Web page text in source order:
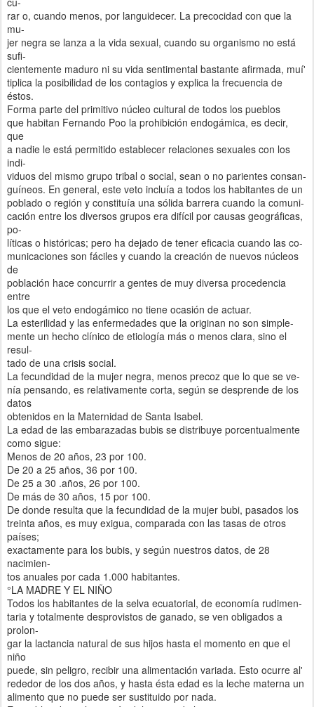
rar o, cuando menos, por languidecer. La precocidad con que la
mu-
jer negra se lanza a la vida sexual, cuando su organismo no está
sufi-
cientemente maduro ni su vida sentimental bastante afirmada, muí'
tiplica la posibilidad de los contagios y explica la frecuencia de
éstos.
Forma parte del primitivo núcleo cultural de todos los pueblos
que habitan Fernando Poo la prohibición endogámica, es decir,
que
a nadie le está permitido establecer relaciones sexuales con los
indi-
viduos del mismo grupo tribal o social, sean o no parientes consan-
guíneos. En general, este veto incluía a todos los habitantes de un
poblado o región y constituía una sólida barrera cuando la comuni-
cación entre los diversos grupos era difícil por causas geográficas,
po-
líticas o históricas; pero ha dejado de tener eficacia cuando las co-
municaciones son fáciles y cuando la creación de nuevos núcleos
de
población hace concurrir a gentes de muy diversa procedencia
entre
los que el veto endogámico no tiene ocasión de actuar.
La esterilidad y las enfermedades que la originan no son simple-
mente un hecho clínico de etiología más o menos clara, sino el
resul-
tado de una crisis social.
La fecundidad de la mujer negra, menos precoz que lo que se ve-
nía pensando, es relativamente corta, según se desprende de los
datos
obtenidos en la Maternidad de Santa Isabel.
La edad de las embarazadas bubis se distribuye porcentualmente
como sigue:
Menos de 20 años, 23 por 100.
De 20 a 25 años, 36 por 100.
De 25 a 30 .años, 26 por 100.
De más de 30 años, 15 por 100.
De donde resulta que la fecundidad de la mujer bubi, pasados los
treinta años, es muy exigua, comparada con las tasas de otros
países;
exactamente para los bubis, y según nuestros datos, de 28
nacimien-
tos anuales por cada 1.000 habitantes.
°LA MADRE Y EL NIÑO
Todos los habitantes de la selva ecuatorial, de economía rudimen-
taria y totalmente desprovistos de ganado, se ven obligados a
prolon-
gar la lactancia natural de sus hijos hasta el momento en que el
niño
puede, sin peligro, recibir una alimentación variada. Esto ocurre al'
rededor de los dos años, y hasta ésta edad es la leche materna un
alimento que no puede ser sustituido por nada.